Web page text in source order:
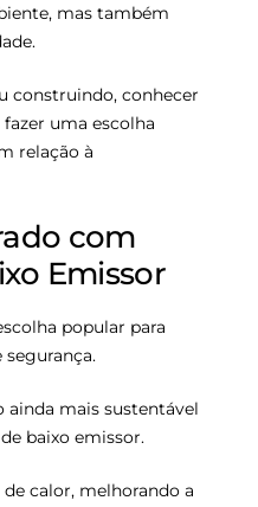
mas também
construindo, conhecer
uma escolha
relação à
com
Emissor
popular para
segurança.
ainda mais sustentável
baixo emissor.
de calor, melhorando a